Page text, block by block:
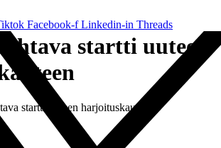
Facebook-f Linkedin-in Threads
startti uuteen
startti uuteen harjoituskauteen